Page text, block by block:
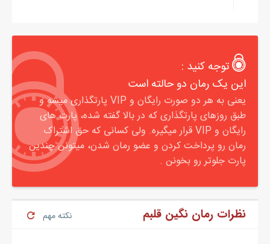
توجه کنید :
این یک رمان دو حالته است
یعنی به هر دو صورت رایگان و VIP پارتگذاری میشه و
طبق روزهای پارتگذاری که در بالا گفته شده، پارت های
رایگان و VIP قرار میگیره. ولی کسانی که حق اشتراک
رمان رو پرداخت کردن و عضو رمان شدن، میتونن چندین
پارت جلوتر رو بخونن .
نظرات رمان نگین قلبم نکته مهم